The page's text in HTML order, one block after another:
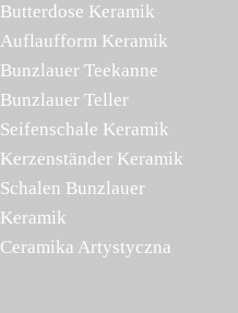
Butterdose Keramik
Auflaufform Keramik
Bunzlauer Teekanne
Bunzlauer Teller
Seifenschale Keramik
Kerzenständer Keramik
Schalen Bunzlauer
Keramik
Ceramika Artystyczna